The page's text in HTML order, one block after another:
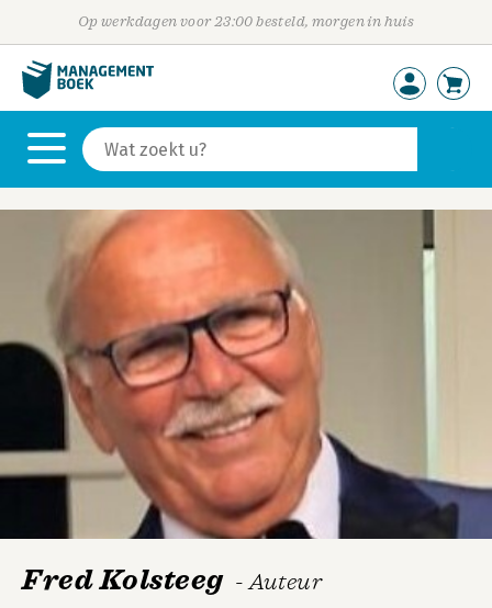
Op werkdagen voor 23:00 besteld, morgen in huis
Fred Kolsteeg - Auteur